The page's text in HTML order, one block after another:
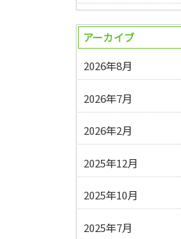
アーカイブ
2026年8月
2026年7月
2026年2月
2025年12月
2025年10月
2025年7月